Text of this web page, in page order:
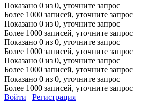
Показано 0 из 0, уточните запрос
Более 1000 записей, уточните запрос
Показано 0 из 0, уточните запрос
Более 1000 записей, уточните запрос
Показано 0 из 0, уточните запрос
Более 1000 записей, уточните запрос
Показано 0 из 0, уточните запрос
Более 1000 записей, уточните запрос
Показано 0 из 0, уточните запрос
Более 1000 записей, уточните запрос
Войти | Регистрация